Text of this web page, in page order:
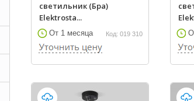
светильник (Бра)
Elektrosta...
От 1 месяца Код: 019 310